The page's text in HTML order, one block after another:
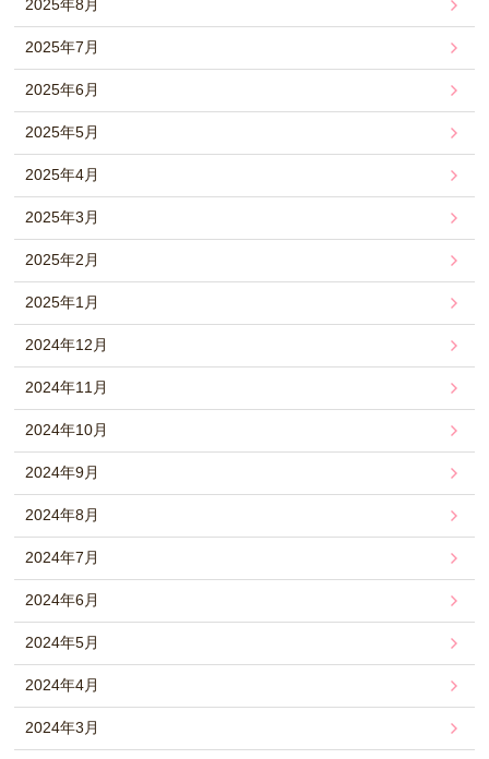
2025年8月
2025年7月
2025年6月
2025年5月
2025年4月
2025年3月
2025年2月
2025年1月
2024年12月
2024年11月
2024年10月
2024年9月
2024年8月
2024年7月
2024年6月
2024年5月
2024年4月
2024年3月